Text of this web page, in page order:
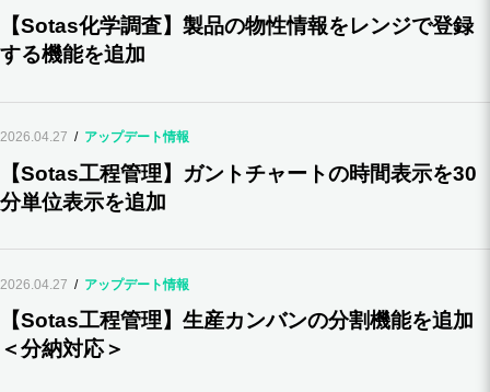
【Sotas化学調査】製品の物性情報をレンジで登録
する機能を追加
2026.04.27 アップデート情報
【Sotas工程管理】ガントチャートの時間表示を30
分単位表示を追加
2026.04.27 アップデート情報
【Sotas工程管理】生産カンバンの分割機能を追加
＜分納対応＞